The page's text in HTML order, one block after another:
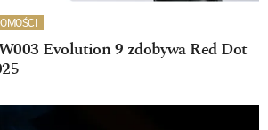
Evolution 9 zdobywa Red Dot